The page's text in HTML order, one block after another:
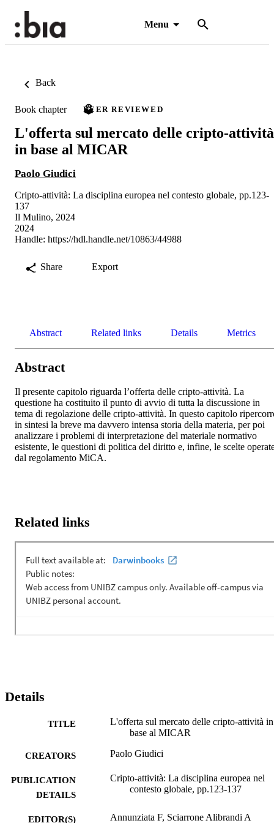
Menu
Back
Book chapter PEER REVIEWED
L'offerta sul mercato delle cripto-attività
in base al MICAR
Paolo Giudici
Cripto-attività: La disciplina europea nel contesto globale, pp.123-
137
Il Mulino, 2024
2024
Handle: https://hdl.handle.net/10863/44988
Share Export
Abstract Related links Details Metrics
Abstract
Il presente capitolo riguarda l’offerta delle cripto-attività. La
questione ha costituito il punto di avvio di tutta la discussione in
tema di regolazione delle cripto-attività. In questo capitolo
in sintesi la breve ma davvero intensa storia della materia, per poi
analizzare i problemi di interpretazione del materiale normativo
esistente, le questioni di politica del diritto e, infine, le scelte
dal regolamento MiCA.
Related links
Details
TITLE
L'offerta sul mercato delle cripto-attività in
base al MICAR
CREATORS Paolo Giudici
PUBLICATION
DETAILS
Cripto-attività: La disciplina europea nel
contesto globale, pp.123-137
EDITOR(S) Annunziata F, Sciarrone Alibrandi A